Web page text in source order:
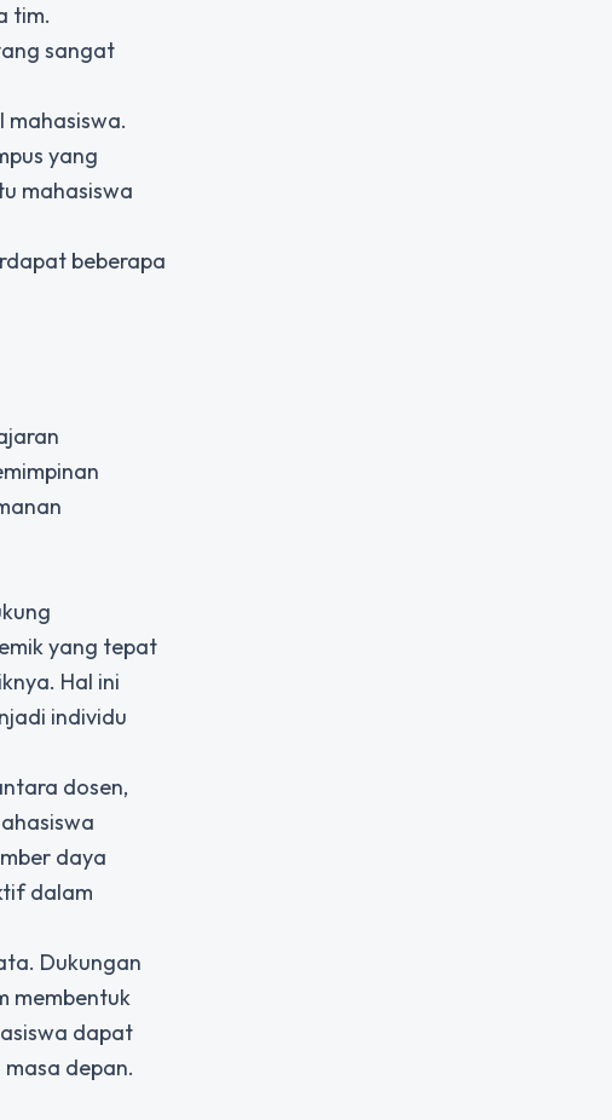
tim.
sangat
mahasiswa.
yang
mahasiswa
beberapa
yang tepat
Hal ini
individu
dosen,
daya
dalam
Dukungan
membentuk
dapat
depan.